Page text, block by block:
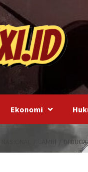
Ekonomi
DI